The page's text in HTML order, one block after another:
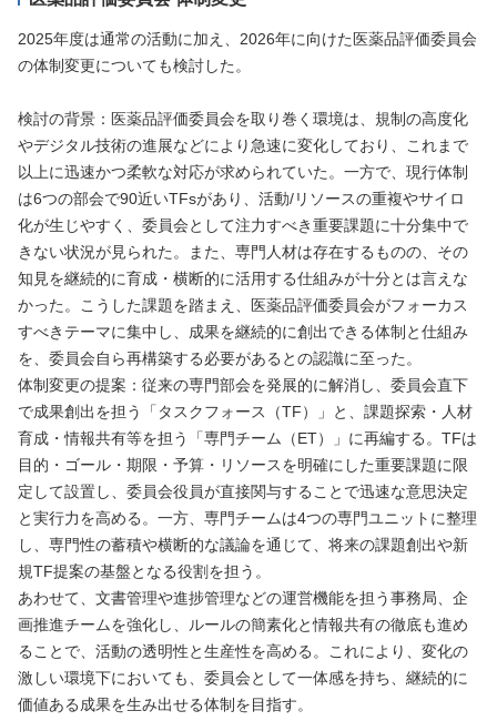
2025年度は通常の活動に加え、2026年に向けた医薬品評価委員会
の体制変更についても検討した。
検討の背景：医薬品評価委員会を取り巻く環境は、規制の高度化
やデジタル技術の進展などにより急速に変化しており、これまで
以上に迅速かつ柔軟な対応が求められていた。一方で、現行体制
は6つの部会で90近いTFsがあり、活動/リソースの重複やサイロ
化が生じやすく、委員会として注力すべき重要課題に十分集中で
きない状況が見られた。また、専門人材は存在するものの、その
知見を継続的に育成・横断的に活用する仕組みが十分とは言えな
かった。こうした課題を踏まえ、医薬品評価委員会がフォーカス
すべきテーマに集中し、成果を継続的に創出できる体制と仕組み
を、委員会自ら再構築する必要があるとの認識に至った。
体制変更の提案：従来の専門部会を発展的に解消し、委員会直下
で成果創出を担う「タスクフォース（TF）」と、課題探索・人材
育成・情報共有等を担う「専門チーム（ET）」に再編する。TFは
目的・ゴール・期限・予算・リソースを明確にした重要課題に限
定して設置し、委員会役員が直接関与することで迅速な意思決定
と実行力を高める。一方、専門チームは4つの専門ユニットに整理
し、専門性の蓄積や横断的な議論を通じて、将来の課題創出や新
規TF提案の基盤となる役割を担う。
あわせて、文書管理や進捗管理などの運営機能を担う事務局、企
画推進チームを強化し、ルールの簡素化と情報共有の徹底も進め
ることで、活動の透明性と生産性を高める。これにより、変化の
激しい環境下においても、委員会として一体感を持ち、継続的に
価値ある成果を生み出せる体制を目指す。